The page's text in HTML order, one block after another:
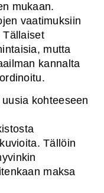
mukaan.
vaatimuksiin
Tällaiset
mutta
kannalta
kohteeseen
Tällöin
maksa